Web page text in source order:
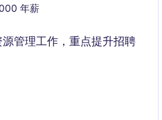
年薪
管理工作，重点提升招聘